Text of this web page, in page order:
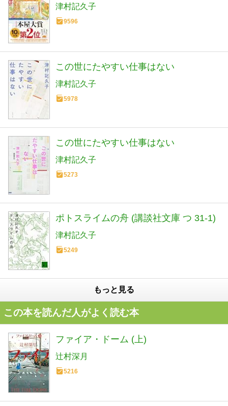
津村記久子
9596
この世にたやすい仕事はない
津村記久子
5978
この世にたやすい仕事はない
津村記久子
5273
ポトスライムの舟 (講談社文庫 つ 31-1)
津村記久子
5249
もっと見る
この本を読んだ人がよく読む本
ファイア・ドーム (上)
辻村深月
5216